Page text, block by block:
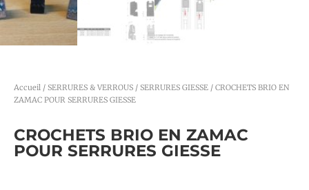
Accueil / SERRURES & VERROUS / SERRURES GIESSE / CROCHETS BRIO EN
ZAMAC POUR SERRURES GIESSE
CROCHETS BRIO EN ZAMAC
POUR SERRURES GIESSE